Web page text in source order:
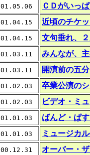
01.05.06
ＣＤがいっ
01.04.15
近頃のチケ
01.04.15
文句垂れ、
01.03.11
みんなが、
01.03.11
開演前の五
01.02.03
卒業公演の
01.02.03
ビデオ・ミ
01.01.03
ばんど・ぱ
01.01.03
ミュージカ
00.12.31
オーバー・